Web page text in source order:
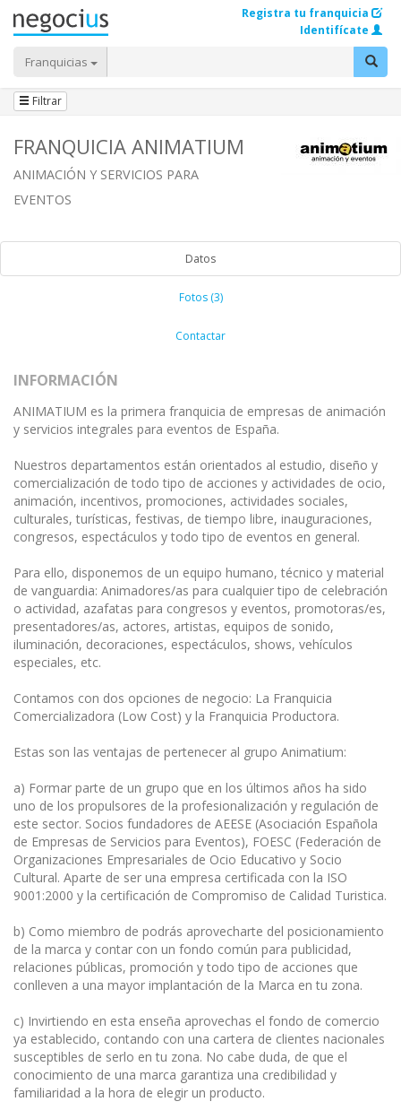
Franquicias
Registra tu franquicia
Identifícate
Filtrar
FRANQUICIA ANIMATIUM
ANIMACIÓN Y SERVICIOS PARA
EVENTOS
Datos
Fotos (3)
Contactar
INFORMACIÓN
ANIMATIUM es la primera franquicia de empresas de animación
y servicios integrales para eventos de España.
Nuestros departamentos están orientados al estudio, diseño y
comercialización de todo tipo de acciones y actividades de ocio,
animación, incentivos, promociones, actividades sociales,
culturales, turísticas, festivas, de tiempo libre, inauguraciones,
congresos, espectáculos y todo tipo de eventos en general.
Para ello, disponemos de un equipo humano, técnico y material
de vanguardia: Animadores/as para cualquier tipo de celebración
o actividad, azafatas para congresos y eventos, promotoras/es,
presentadores/as, actores, artistas, equipos de sonido,
iluminación, decoraciones, espectáculos, shows, vehículos
especiales, etc.
Contamos con dos opciones de negocio: La Franquicia
Comercializadora (Low Cost) y la Franquicia Productora.
Estas son las ventajas de pertenecer al grupo Animatium:
a) Formar parte de un grupo que en los últimos años ha sido
uno de los propulsores de la profesionalización y regulación de
este sector. Socios fundadores de AEESE (Asociación Española
de Empresas de Servicios para Eventos), FOESC (Federación de
Organizaciones Empresariales de Ocio Educativo y Socio
Cultural. Aparte de ser una empresa certificada con la ISO
9001:2000 y la certificación de Compromiso de Calidad Turistica.
b) Como miembro de podrás aprovecharte del posicionamiento
de la marca y contar con un fondo común para publicidad,
relaciones públicas, promoción y todo tipo de acciones que
conlleven a una mayor implantación de la Marca en tu zona.
c) Invirtiendo en esta enseña aprovechas el fondo de comercio
ya establecido, contando con una cartera de clientes nacionales
susceptibles de serlo en tu zona. No cabe duda, de que el
conocimiento de una marca garantiza una credibilidad y
familiaridad a la hora de elegir un producto.